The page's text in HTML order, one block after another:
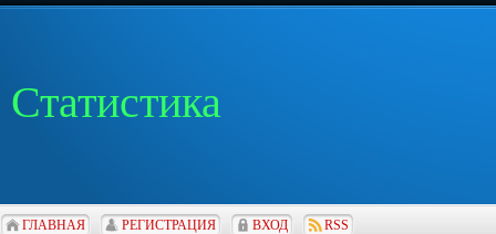
Статистика
ГЛАВНАЯ РЕГИСТРАЦИЯ ВХОД RSS